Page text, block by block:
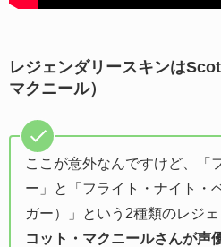
レジェンダリースキンは
マクニール）
ここが意外なんですけど、「
ー」と「フライト・ナイト・
ガー）」という2種類のレジ
コット・マクニールさんが声